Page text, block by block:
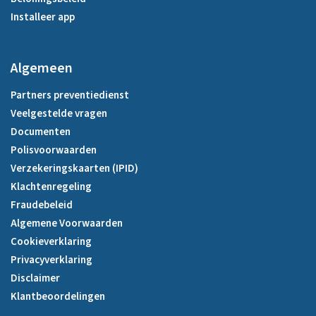
Installeer app
Algemeen
Partners preventiedienst
Veelgestelde vragen
Documenten
Polisvoorwaarden
Verzekeringskaarten (IPID)
Klachtenregeling
Fraudebeleid
Algemene Voorwaarden
Cookieverklaring
Privacyverklaring
Disclaimer
Klantbeoordelingen